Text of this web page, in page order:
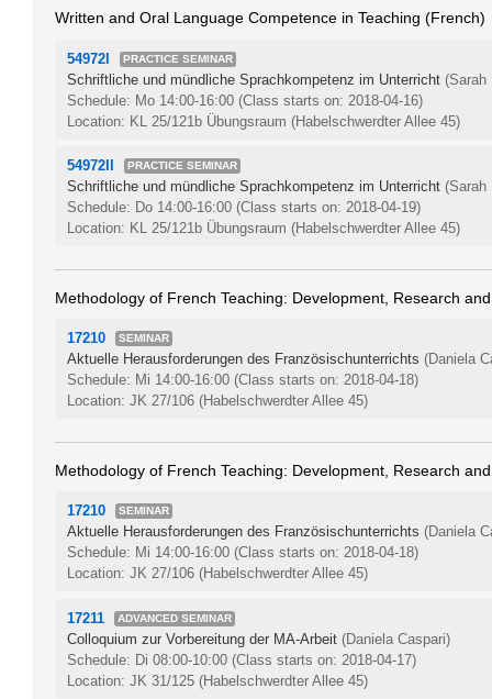
Written and Oral Language Competence in Teaching (French)
54972I PRACTICE SEMINAR
Schriftliche und mündliche Sprachkompetenz im Unterricht (Sarah
Schedule: Mo 14:00-16:00 (Class starts on: 2018-04-16)
Location: KL 25/121b Übungsraum (Habelschwerdter Allee 45)
54972II PRACTICE SEMINAR
Schriftliche und mündliche Sprachkompetenz im Unterricht (Sarah
Schedule: Do 14:00-16:00 (Class starts on: 2018-04-19)
Location: KL 25/121b Übungsraum (Habelschwerdter Allee 45)
Methodology of French Teaching: Development, Research
17210 SEMINAR
Aktuelle Herausforderungen des Französischunterrichts (Daniela
Schedule: Mi 14:00-16:00 (Class starts on: 2018-04-18)
Location: JK 27/106 (Habelschwerdter Allee 45)
Methodology of French Teaching: Development, Research
17210 SEMINAR
Aktuelle Herausforderungen des Französischunterrichts (Daniela
Schedule: Mi 14:00-16:00 (Class starts on: 2018-04-18)
Location: JK 27/106 (Habelschwerdter Allee 45)
17211 ADVANCED SEMINAR
Colloquium zur Vorbereitung der MA-Arbeit (Daniela Caspari)
Schedule: Di 08:00-10:00 (Class starts on: 2018-04-17)
Location: JK 31/125 (Habelschwerdter Allee 45)